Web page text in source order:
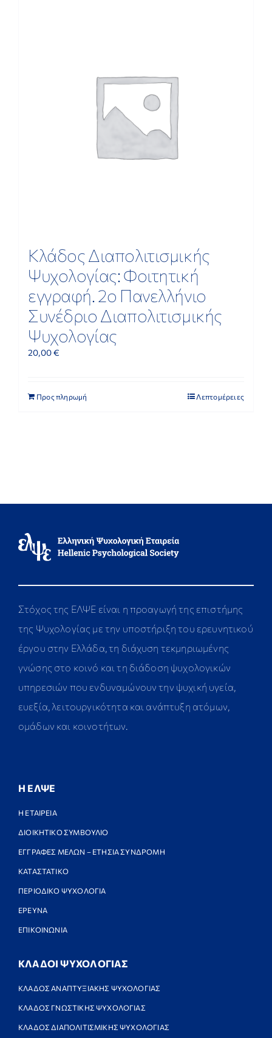
Κλάδος Διαπολιτισμικής
Ψυχολογίας: Φοιτητική
εγγραφή. 2ο Πανελλήνιο
Συνέδριο Διαπολιτισμικής
Ψυχολογίας
20,00€
Προς πληρωμή Λεπτομέρειες
Στόχος της ΕΛΨΕ είναι η προαγωγή της επιστήμης
της Ψυχολογίας με την υποστήριξη του ερευνητικού
έργου στην Ελλάδα, τη διάχυση τεκμηριωμένης
γνώσης στο κοινό και τη διάδοση ψυχολογικών
υπηρεσιών που ενδυναμώνουν την ψυχική υγεία,
ευεξία, λειτουργικότητα και ανάπτυξη ατόμων,
ομάδων και κοινοτήτων.
Η ΕΛΨΕ
Η ΕΤΑΙΡΕΙΑ
ΔΙΟΙΚΗΤΙΚΟ ΣΥΜΒΟΥΛΙΟ
ΕΓΓΡΑΦΕΣ ΜΕΛΩΝ – ΕΤΗΣΙΑ ΣΥΝΔΡΟΜΗ
ΚΑΤΑΣΤΑΤΙΚΟ
ΠΕΡΙΟΔΙΚΟ ΨΥΧΟΛΟΓΙΑ
ΕΡΕΥΝΑ
ΕΠΙΚΟΙΝΩΝΙΑ
ΚΛΑΔΟΙ ΨΥΧΟΛΟΓΙΑΣ
ΚΛΑΔΟΣ ΑΝΑΠΤΥΞΙΑΚΗΣ ΨΥΧΟΛΟΓΙΑΣ
ΚΛΑΔΟΣ ΓΝΩΣΤΙΚΗΣ ΨΥΧΟΛΟΓΙΑΣ
ΚΛΑΔΟΣ ΔΙΑΠΟΛΙΤΙΣΜΙΚΗΣ ΨΥΧΟΛΟΓΙΑΣ